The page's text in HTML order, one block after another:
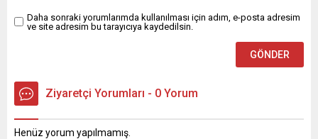
Daha sonraki yorumlarımda kullanılması için adım, e-posta adresim
ve site adresim bu tarayıcıya kaydedilsin.
Ziyaretçi Yorumları - 0 Yorum
Henüz yorum yapılmamış.